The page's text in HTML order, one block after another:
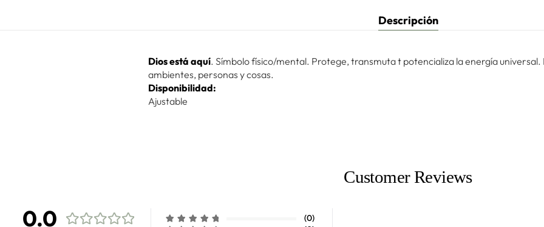
Descripción
Dios está aquí. Símbolo físico/mental. Protege, transmuta t potencializa la energía
ambientes, personas y cosas.
Disponibilidad:
Ajustable
Customer Reviews
0.0
(0)